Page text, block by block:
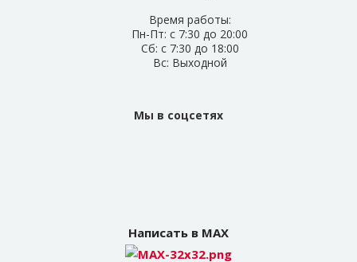
Время работы:
Пн-Пт: с 7:30 до 20:00
Сб: с 7:30 до 18:00
Вс: Выходной
Мы в соцсетях
Написать в MAX